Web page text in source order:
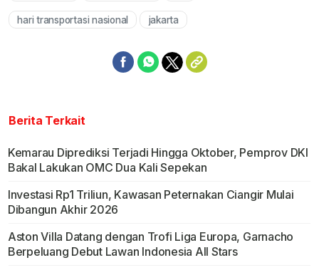
hari transportasi nasional jakarta
Berita Terkait
Kemarau Diprediksi Terjadi Hingga Oktober, Pemprov DKI
Bakal Lakukan OMC Dua Kali Sepekan
Investasi Rp1 Triliun, Kawasan Peternakan Ciangir Mulai
Dibangun Akhir 2026
Aston Villa Datang dengan Trofi Liga Europa, Garnacho
Berpeluang Debut Lawan Indonesia All Stars